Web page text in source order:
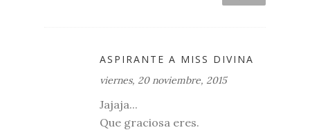
ASPIRANTE A MISS DIVINA
viernes, 20 noviembre, 2015
Jajaja...
Que graciosa eres.